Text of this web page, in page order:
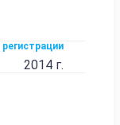
регистрации
2014 г.